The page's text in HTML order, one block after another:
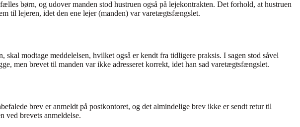
børn, og udover manden stod hustruen også på lejekontrakten. Det forhold, at hustruen
til lejeren, idet den ene lejer (manden) var varetægtsfængslet.
modtage meddelelsen, hvilket også er kendt fra tidligere praksis. I sagen stod såvel
men brevet til manden var ikke adresseret korrekt, idet han sad varetægtsfængslet.
brev er anmeldt på postkontoret, og det almindelige brev ikke er sendt retur til
ved brevets anmeldelse.